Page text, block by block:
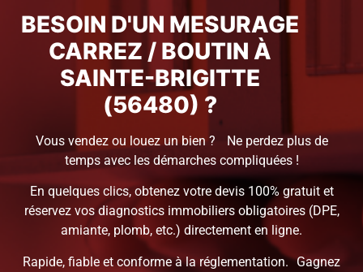
BESOIN D'UN MESURAGE
CARREZ / BOUTIN À
SAINTE-BRIGITTE
(56480) ?
Vous vendez ou louez un bien ? Ne perdez plus de
temps avec les démarches compliquées !
En quelques clics, obtenez votre devis 100% gratuit et
réservez vos diagnostics immobiliers obligatoires (DPE,
amiante, plomb, etc.) directement en ligne.
Rapide, fiable et conforme à la réglementation. Gagnez